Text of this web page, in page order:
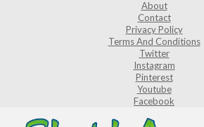
About
Contact
Privacy Policy
Terms And Conditions
Twitter
Instagram
Pinterest
Youtube
Facebook